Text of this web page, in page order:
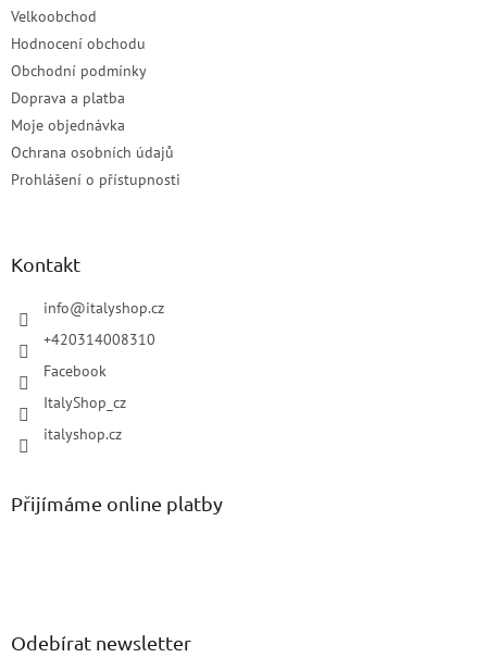
Velkoobchod
Hodnocení obchodu
Obchodní podmínky
Doprava a platba
Moje objednávka
Ochrana osobních údajů
Prohlášení o přístupnosti
Kontakt
info@italyshop.cz
+420314008310
Facebook
ItalyShop_cz
italyshop.cz
Přijímáme online platby
Odebírat newsletter